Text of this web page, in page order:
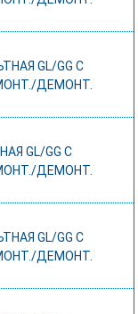
GL/GG С
ДЕМОНТ.
GL/GG С
ДЕМОНТ.
GL/GG С
ДЕМОНТ.